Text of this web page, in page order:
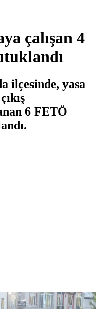
çalışan 4
ilçesinde, yasa
6 FETÖ